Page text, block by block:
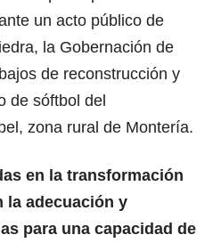
un acto público de
la Gobernación de
de reconstrucción y
de sóftbol del
zona rural de Montería.
en la transformación
la adecuación y
para una capacidad de